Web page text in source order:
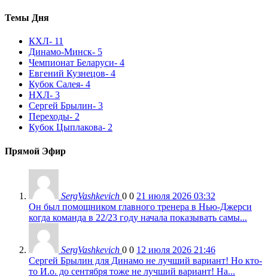
Темы Дня
КХЛ- 11
Динамо-Минск- 5
Чемпионат Беларуси- 4
Евгений Кузнецов- 4
Кубок Салея- 4
НХЛ- 3
Сергей Брылин- 3
Переходы- 2
Кубок Цыплакова- 2
Прямой Эфир
SergVashkevich 0 0 21 июля 2026 03:32
Он был помощником главного тренера в Нью-Джерси
когда команда в 22/23 году начала показывать самы...
SergVashkevich 0 0 12 июля 2026 21:46
Сергей Брылин для Динамо не лучший вариант! Но кто-
то И.о. до сентября тоже не лучший вариант! На...